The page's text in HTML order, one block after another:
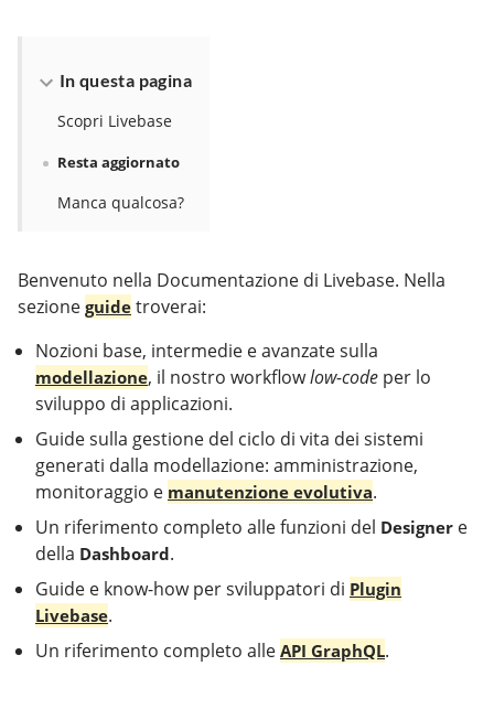
Benvenuto nella Documentazione di Livebase. Nella
sezione guide troverai:
Nozioni base, intermedie e avanzate sulla
modellazione, il nostro workflowlow-code per lo
sviluppo di applicazioni.
Guide sulla gestione del ciclo di vita dei sistemi
generati dalla modellazione: amministrazione,
monitoraggio e manutenzione evolutiva.
Un riferimento completo alle funzioni del Designer e
della Dashboard.
Guide e know-how per sviluppatori di Plugin
Livebase.
Un riferimento completo alle API GraphQL.
In questa pagina
Scopri Livebase
Resta aggiornato
Manca qualcosa?